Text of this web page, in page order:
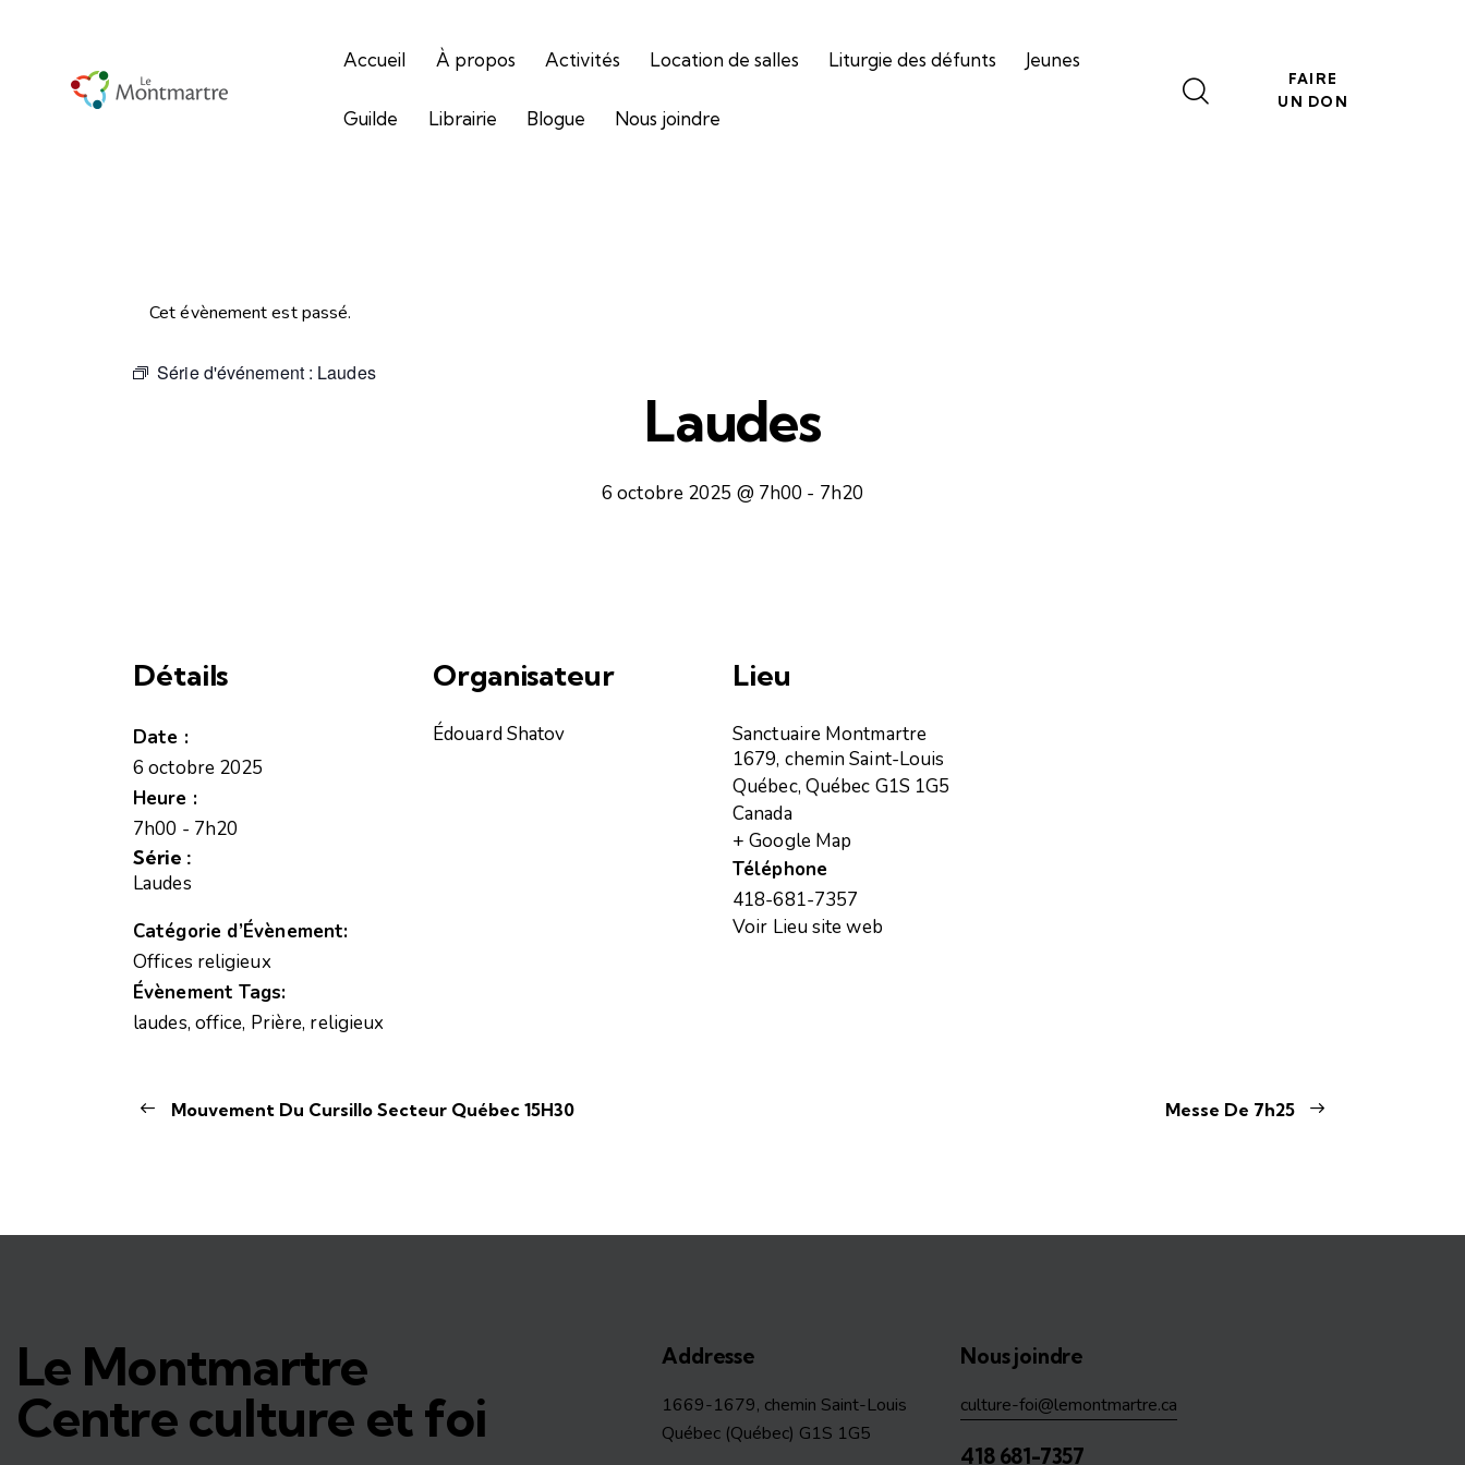
Accueil À propos Activités Location de salles Liturgie des défunts Jeunes
Guilde Librairie Blogue Nous joindre
FAIRE
UN DON
Cet évènement est passé.
Série d'événement : Laudes
Laudes
6 octobre 2025 @ 7h00 - 7h20
Détails
Date :
6 octobre 2025
Heure :
7h00 - 7h20
Série :
Laudes
Catégorie d’Évènement:
Offices religieux
Évènement Tags:
laudes, office, Prière, religieux
Organisateur
Édouard Shatov
Lieu
Sanctuaire Montmartre
1679, chemin Saint-Louis
Québec, Québec G1S 1G5
Canada
+ Google Map
Téléphone
418-681-7357
Voir Lieu site web
Mouvement Du Cursillo Secteur Québec 15H30 Messe De 7h25
Le Montmartre
Centre culture et foi
Addresse
1669-1679, chemin Saint-Louis
Québec (Québec) G1S 1G5
Nous joindre
culture-foi@lemontmartre.ca
418 681-7357